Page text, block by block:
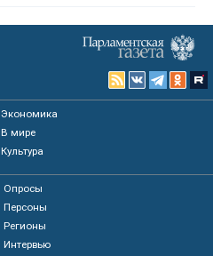
Экономика
В мире
Культура
Опросы
Персоны
Регионы
Интервью